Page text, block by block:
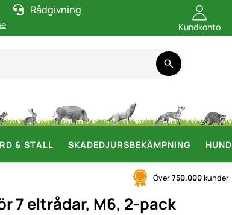
Rådgivning
Kundkonto
& STALL SKADEDJURSBEKÄMPNING HUND
Över750.000kunder
7 eltrådar, M6, 2-pack